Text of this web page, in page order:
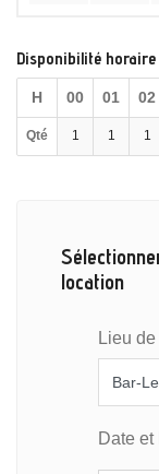
Disponibilité
H 00 01 02
Qté 1 1 1
location
Lieu
Date et